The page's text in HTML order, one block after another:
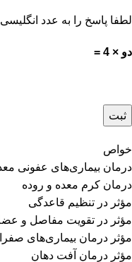
لطفا پاسخ را به عدد انگلیسی
دو × 4 =
خواص
درمان بیماری‌های عفونی
درمان کرم معده و روده
مؤثر در تنظیم قاعدگی
مؤثر در تقویت مفاصل و
مؤثر درمان بیماری‌های
مؤثر درمان آفت دهان